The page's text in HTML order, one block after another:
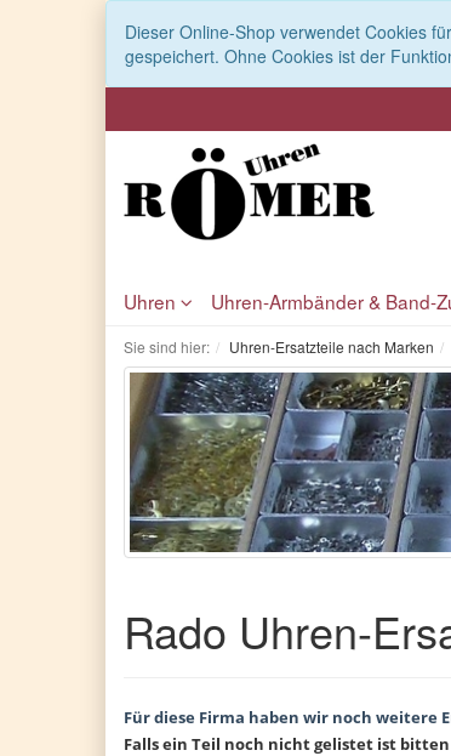
Dieser Online-Shop verwendet Cookies
gespeichert. Ohne Cookies ist der
Uhren Uhren-Armbänder & Band-
Sie sind hier: Uhren-Ersatzteile nach Marken
Rado Uhren-
Für diese Firma haben wir noch weitere
Falls ein Teil noch nicht gelistet ist